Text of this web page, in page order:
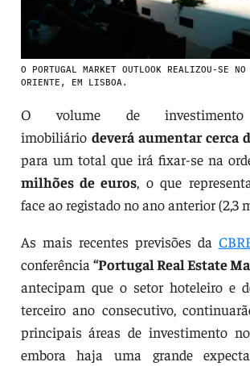
O PORTUGAL MARKET OUTLOOK REALIZOU-SE NO
ORIENTE, EM LISBOA.
O volume de
imobiliário deverá aumentar cerca
para um total que irá fixar-se na
milhões de euros, o que
face ao registado no ano anterior (2,3
As mais recentes previsões da
conferência “Portugal Real Estate
antecipam que o setor hoteleiro e
terceiro ano consecutivo,
principais áreas de investimento
embora haja uma grande